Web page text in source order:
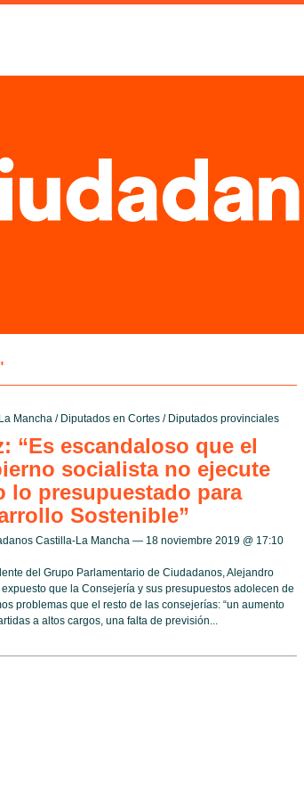
Mancha/ Diputados en Cortes/ Diputados provinciales
“Es escandaloso que el
socialista no ejecute
lo presupuestado para
Sostenible”
Castilla-La Mancha — 18 noviembre 2019 @ 17:10
del Grupo Parlamentario de Ciudadanos, Alejandro
expuesto que la Consejería y sus presupuestos adolecen de
problemas que el resto de las consejerías: “un aumento
a altos cargos, una falta de previsión...